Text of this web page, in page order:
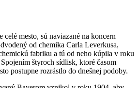
mesto, sú naviazané na koncern
od chemika Carla Leverkusa,
fabriku a tú od neho kúpila v roku
štyroch sídlisk, ktoré časom
postupne rozrástlo do dnešnej podoby.